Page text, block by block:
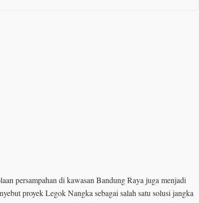
persampahan di kawasan Bandung Raya juga menjadi
proyek Legok Nangka sebagai salah satu solusi jangka